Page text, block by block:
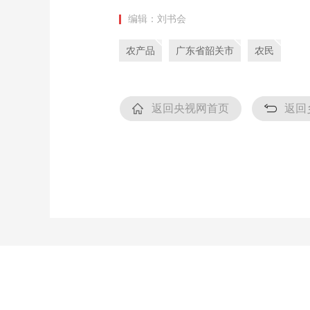
编辑：刘书会
农产品 广东省韶关市 农民
返回央视网首页 返回